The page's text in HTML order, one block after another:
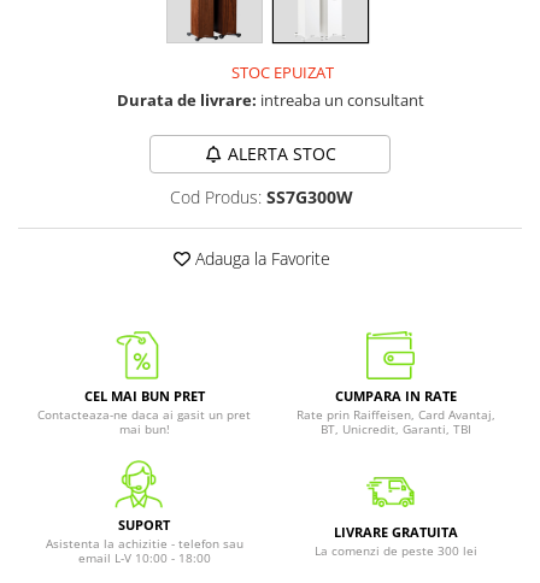
STOC EPUIZAT
Durata de livrare: intreaba un consultant
ALERTA STOC
Cod Produs: SS7G300W
Adauga la Favorite
CEL MAI BUN PRET
Contacteaza-ne daca ai gasit un pret
mai bun!
CUMPARA IN RATE
Rate prin Raiffeisen, Card Avantaj,
BT, Unicredit, Garanti, TBI
SUPORT
Asistenta la achizitie - telefon sau
email L-V 10:00 - 18:00
LIVRARE GRATUITA
La comenzi de peste 300 lei